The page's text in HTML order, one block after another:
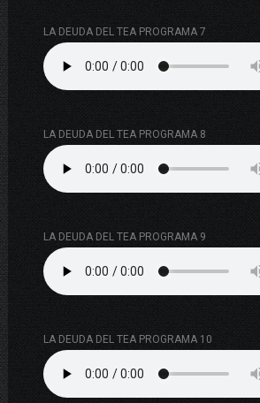
LA DEUDA DEL TEA PROGRAMA 7
LA DEUDA DEL TEA PROGRAMA 8
LA DEUDA DEL TEA PROGRAMA 9
LA DEUDA DEL TEA PROGRAMA 10